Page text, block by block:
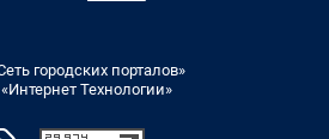
городских порталов»
Технологии»